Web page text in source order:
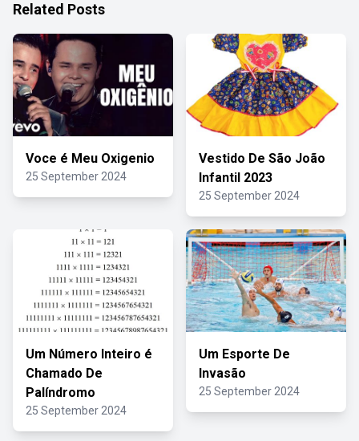
Related Posts
Voce é Meu Oxigenio
25 September 2024
Vestido De São João
Infantil 2023
25 September 2024
Um Número Inteiro é
Chamado De
Palíndromo
25 September 2024
Um Esporte De
Invasão
25 September 2024